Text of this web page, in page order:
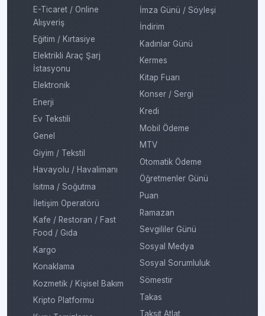
E-Ticaret / Online
Alışveriş
Eğitim / Kırtasiye
Elektrikli Araç Şarj
İstasyonu
Elektronik
Enerji
Ev Tekstili
Genel
Giyim / Tekstil
Havayolu / Havalimanı
Isıtma / Soğutma
İletişim Operatörü
Kafe / Restoran / Fast
Food / Gıda
Kargo
Konaklama
Kozmetik / Kişisel Bakım
Kripto Platformu
İmza Günü / Söyleşi
İndirim
Kadınlar Günü
Kermes
Kitap Fuarı
Konser / Sergi
Kredi
Mobil Ödeme
MTV
Otomatik Ödeme
Öğretmenler Günü
Puan
Ramazan
Sevgililer Günü
Sosyal Medya
Sosyal Sorumluluk
Sömestir
Takas
Taksit Atlat